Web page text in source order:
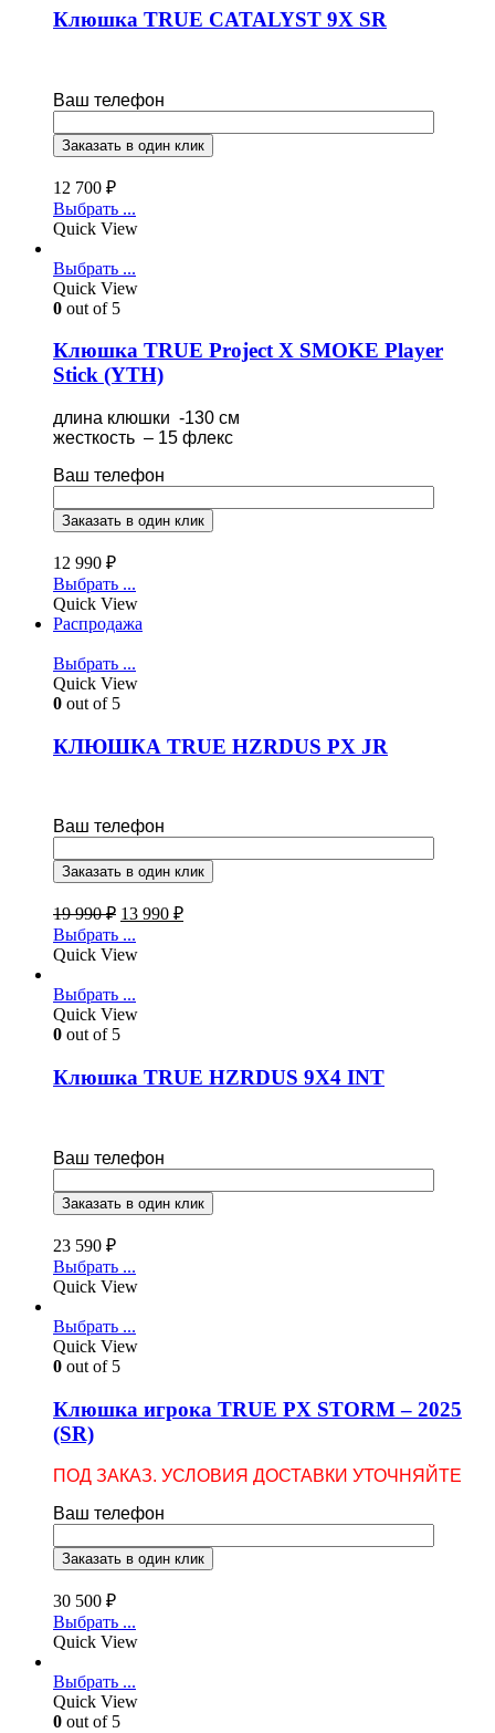
Клюшка TRUE CATALYST 9X SR
Ваш телефон
12 700 ₽
Выбрать ...
Quick View
Выбрать ...
Quick View
0 out of 5
Клюшка TRUE Project X SMOKE Player
Stick (YTH)
длина клюшки -130 см
жесткость – 15 флекс
Ваш телефон
12 990 ₽
Выбрать ...
Quick View
Распродажа
Выбрать ...
Quick View
0 out of 5
КЛЮШКА TRUE HZRDUS PX JR
Ваш телефон
19 990₽ 13 990 ₽
Выбрать ...
Quick View
Выбрать ...
Quick View
0 out of 5
Клюшка TRUE HZRDUS 9X4 INT
Ваш телефон
23 590 ₽
Выбрать ...
Quick View
Выбрать ...
Quick View
0 out of 5
Клюшка игрока TRUE PX STORM – 2025
(SR)
ПОД ЗАКАЗ. УСЛОВИЯ ДОСТАВКИ УТОЧНЯЙТЕ
Ваш телефон
30 500 ₽
Выбрать ...
Quick View
Выбрать ...
Quick View
0 out of 5